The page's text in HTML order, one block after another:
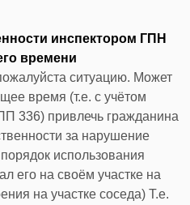
инспектором ГПН
времени
ситуацию. Может
время (т.е. с учётом
336) привлечь гражданина
за нарушение
использования
его на своём участке на
на участке соседа) Т.е.